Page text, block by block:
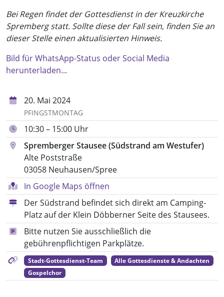
Bei Regen findet der Gottesdienst in der Kreuzkirche
Spremberg statt. Sollte diese der Fall sein, finden Sie an
dieser Stelle einen aktualisierten Hinweis.
Bild für WhatsApp-Status oder Social Media
herunterladen...
20. Mai 2024
PFINGSTMONTAG
10:30 – 15:00 Uhr
Spremberger Stausee (Südstrand am Westufer)
Alte Poststraße
03058 Neuhausen/Spree
In Google Maps öffnen
Der Südstrand befindet sich direkt am Camping-
Platz auf der Klein Döbberner Seite des Stausees.
Bitte nutzen Sie ausschließlich die
gebührenpflichtigen Parkplätze.
Stadt-Gottesdienst-Team
Alle Gottesdienste & Andachten
Gospelchor